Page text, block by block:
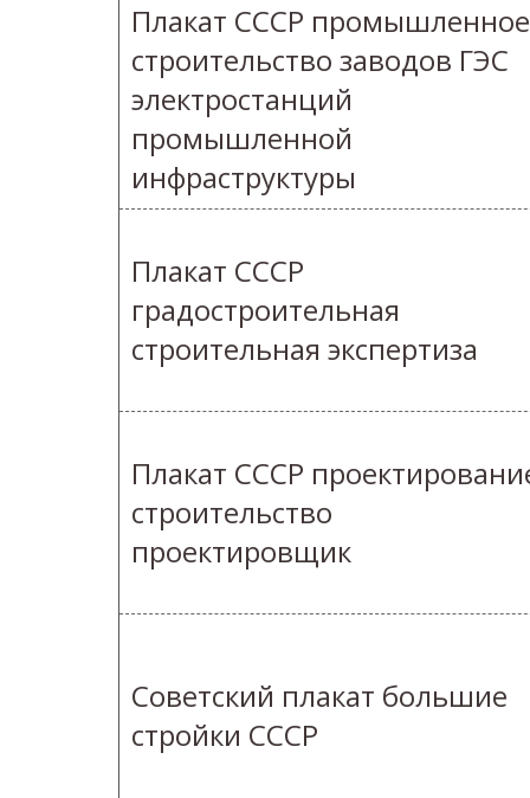
Плакат СССР промышленное
строительство заводов ГЭС
электростанций
промышленной
инфраструктуры
Плакат СССР
градостроительная
строительная экспертиза
Плакат СССР
строительство
проектировщик
Советский плакат большие
стройки СССР